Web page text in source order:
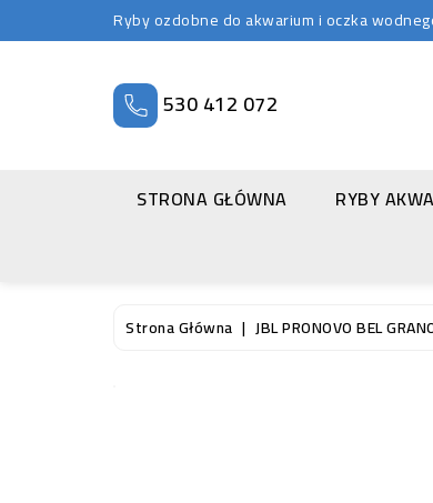
Ryby ozdobne do akwarium i oczka
530 412 072
STRONA GŁÓWNA RYBY
Strona Główna JBL PRONOVO BEL